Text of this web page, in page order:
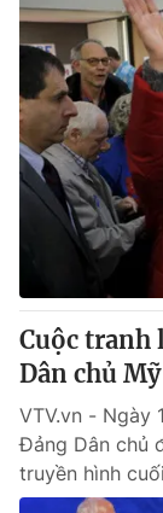
Cuộc tranh
Dân chủ Mỹ
VTV.vn - Ngày
Đảng Dân chủ
truyền hình